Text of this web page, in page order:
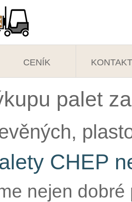
CENÍK
palet
CHEP
nejen